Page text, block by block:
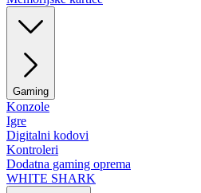
Gaming
Konzole
Igre
Digitalni kodovi
Kontroleri
Dodatna gaming oprema
WHITE SHARK